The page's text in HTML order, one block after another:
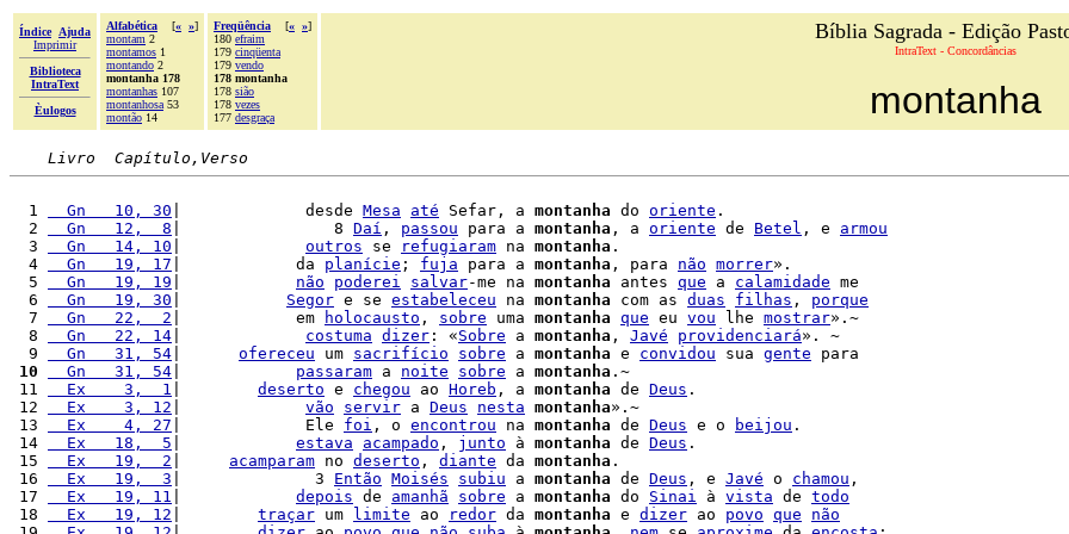
Índice
Ajuda
Imprimir
Biblioteca
IntraText
Èulogos
Alfabética [« »]
montam 2
montamos 1
montando 2
montanha 178
montanhas 107
montanhosa 53
montão 14
Freqüência [« »]
180 efraim
179 cinqüenta
179 vendo
178 montanha
178 sião
178 vezes
177 desgraça
Bíblia Sagrada - Edição
IntraText - Concordâncias
montanha
Livro  Capítulo,Verso
  1
  Gn   10, 30
|             desde Mesa até Sefar, a montanha do oriente .
  2
  Gn   12,  8
|                8 Daí , passou para a montanha , a oriente de Betel , e armou
  3
  Gn   14, 10
outros se refugiaram na montanha .
  4
  Gn   19, 17
|            da planície ; fuja para a montanha , para não morrer».
  5
  Gn   19, 19
não poderei salvar-me na montanha antes que a calamidade me
  6
  Gn   19, 30
Segor e se estabeleceu na montanha com as duas filhas , porque
  7
  Gn   22,  2
|            em holocausto , sobre uma montanha que eu vou lhe mostrar».~
  8
  Gn   22, 14
costuma dizer : «Sobre a montanha , Javé providenciará». ~
  9
  Gn   31, 54
ofereceu um sacrifício sobre a montanha e convidou sua gente
10
  Gn   31, 54
passaram a noite sobre a montanha .~
11
  Ex    3,  1
deserto e chegou ao Horeb , a montanha de Deus .
12
  Ex    3, 12
vão servir a Deus nesta montanha».~
13
  Ex    4, 27
|             Ele foi , o encontrou na montanha de Deus e o beijou .
14
  Ex   18,  5
estava acampado , junto à montanha de Deus .
15
  Ex   19,  2
acamparam no deserto , diante da montanha .
16
  Ex   19,  3
|              3 Então Moisés subiu a montanha de Deus , e Javé o chamou ,
17
  Ex   19, 11
depois de amanhã sobre a montanha do Sinai à vista de todo
18
  Ex   19, 12
traçar um limite ao redor da montanha e dizer ao povo que
não